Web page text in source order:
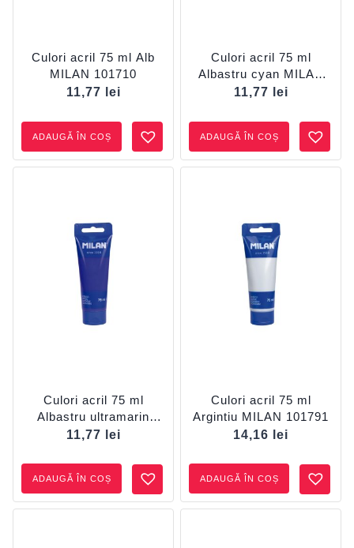
Culori acril 75 ml Alb
MILAN 101710
11,77
lei
ADAUGĂ ÎN COȘ
Culori acril 75 ml
Albastru cyan MILAN
101752
11,77 lei
ADAUGĂ ÎN COȘ
Culori acril 75 ml
Albastru ultramarin
MILAN 101750
11,77 lei
ADAUGĂ ÎN COȘ
Culori acril 75 ml
Argintiu MILAN 101791
14,16
lei
ADAUGĂ ÎN COȘ